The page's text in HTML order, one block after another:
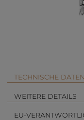
TECHNISCHE DATEN
WEITERE DETAILS
EU-